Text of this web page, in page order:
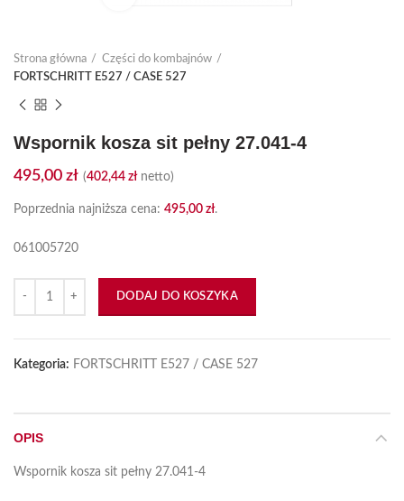
Strona główna
Części do kombajnów
FORTSCHRITT E527 / CASE 527
Wspornik kosza sit pełny 27.041-4
495,00 zł (402,44 złnetto)
Poprzednia najniższa cena: 495,00 zł.
061005720
DODAJ DO KOSZYKA
Kategoria: FORTSCHRITT E527 / CASE 527
OPIS
Wspornik kosza sit pełny 27.041-4